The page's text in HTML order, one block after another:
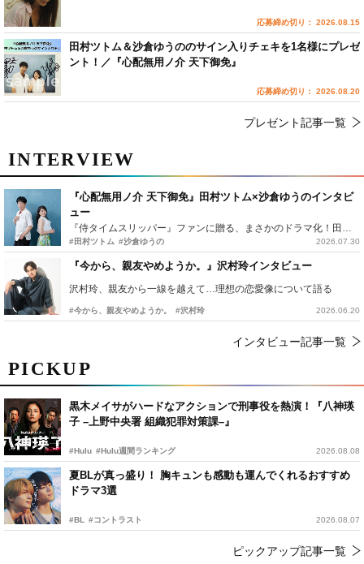
PICKUP
黒木メイサがハードなアクションで刑事役を熱演！『八神瑛
子 –上野中央署 組織犯罪対策課–』
#Hulu #Hulu週間ランキング 2026.08.08
夏BLが真っ盛り！ 胸キュンも感動も運んでくれるおすすめ
ドラマ3選
#BL #コントラスト 2026.08.07
ピックアップ記事一覧
INTERVIEW
『心配無用ノ介 天下御免』田村ツトム×沙倉ゆうのインタビ
ュー
#田村ツトム #沙倉ゆうの 2026.07.30
『今から、親友やめようか。』沢村玲インタビュー
沢村玲、親友から一線を越えて…理想の恋愛像について語る
#今から、親友やめようか。 #沢村玲 2026.06.20
インタビュー記事一覧
応募締め切り： 2026.08.15
田村ツトム＆沙倉ゆうののサイン入りチェキを1名様にプレゼ
ント！／『心配無用ノ介 天下御免』
応募締め切り： 2026.08.20
プレゼント記事一覧